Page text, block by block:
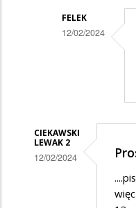
FELEK
12/02/2024
w
odpowiedzi
CIEKAWSKI
LEWAK 2
12/02/2024